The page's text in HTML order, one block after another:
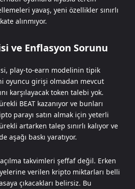
yavaş, yeni özellikler sınırlı
alınmıyor.
ve Enflasyon Sorunu
play-to-earn modelinin tipik
oyuncu girişi olmadan mevcut
karşılayacak token talebi yok.
BEAT kazanıyor ve bunları
parayı satın almak için yeterli
artarken talep sınırlı kalıyor ve
aşağı baskı yaratıyor.
açılma takvimleri şeffaf değil. Erken
verilen kripto miktarları belli
çıkacakları belirsiz. Bu